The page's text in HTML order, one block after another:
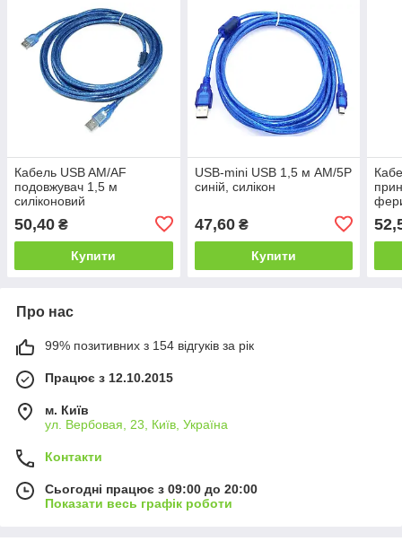
Кабель USB AM/AF
подовжувач 1,5 м
силіконовий
50,40 ₴
Купити
USB-mini USB 1,5 м AM/5P
синій, силікон
47,60₴
Купити
Про нас
99% позитивних з 154 відгуків за рік
Працює з 12.10.2015
м. Київ
ул. Вербовая, 23, Київ, Україна
Контакти
Сьогодні працює з 09:00 до 20:00
Показати весь графік роботи